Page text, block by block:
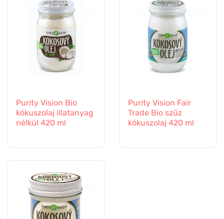
Purity Vision Bio
kókuszolaj illatanyag
nélkül 420 ml
Purity Vision Fair
Trade Bio szűz
kókuszolaj 420 ml